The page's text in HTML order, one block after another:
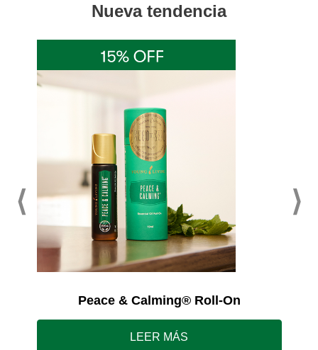
Nueva tendencia
Peace & Calming® Roll-On
LEER MÁS